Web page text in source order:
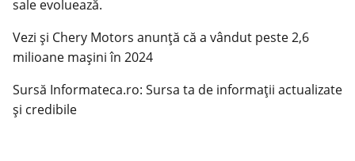
sale evoluează.
Vezi și Chery Motors anunță că a vândut peste 2,6
milioane mașini în 2024
Sursă Informateca.ro: Sursa ta de informații actualizate
și credibile